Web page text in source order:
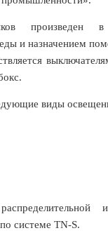
произведен
и назначением
виды
системе TN-S.